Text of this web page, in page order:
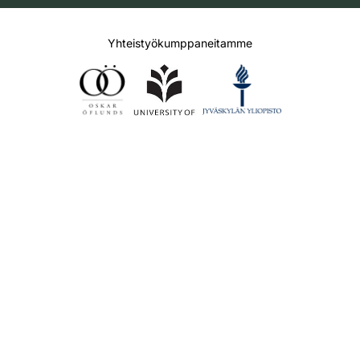
Yhteistyökumppaneitamme